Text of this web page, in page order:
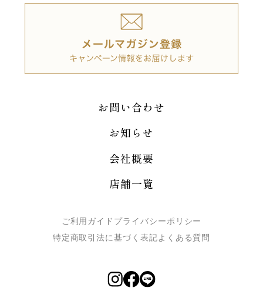
お問い合わせ
お知らせ
会社概要
店舗一覧
ご利用ガイド プライバシーポリシー
特定商取引法に基づく表記よくある質問